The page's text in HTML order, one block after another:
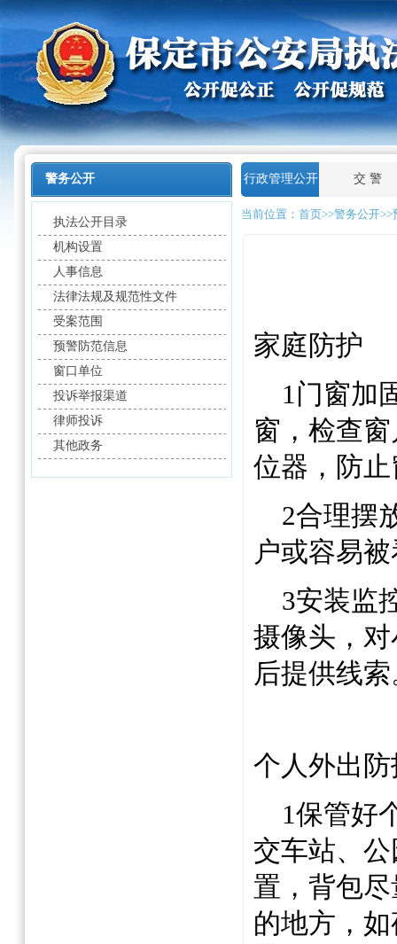
警务公开
执法公开目录
机构设置
人事信息
法律法规及规范性文件
受案范围
预警防范信息
窗口单位
投诉举报渠道
律师投诉
其他政务
行政管理公开 交 警
当前位置： 首页>>警务公开
家庭防护
1门窗加
窗，检查
位器，防
2合理摆
户或容易
3安装监
摄像头，
后提供线
个人外出防
1保管好
交车站、
置，背包
的地方，